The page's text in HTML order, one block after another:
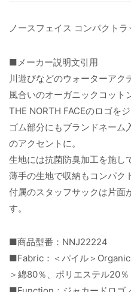
ノースフェイス コンパクト
■メーカー説明文引用
川遊びなどのウォーターアク
風合いのオーガニックコット
THE NORTH FACEのロゴを
ゴム部分にもブランドネーム
のアクセントに。
生地には抗菌防臭加工を施し
薄手の生地で収納もコンパク
付属のスタッフサックは片面
す。
■商品型番：NNJ22224
■Fabric：＜パイル＞
＞綿80％、ポリエステル20％